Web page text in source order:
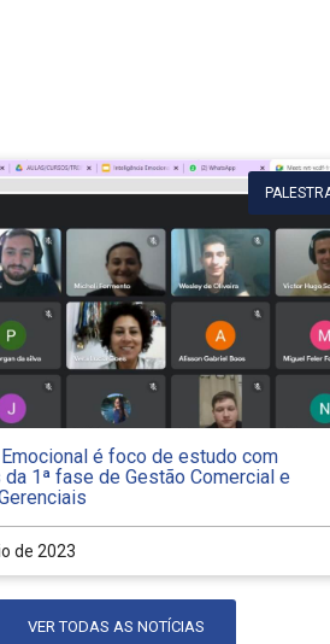
é foco de estudo com
1ª fase de Gestão Comercial e
de 2023
VER TODAS AS NOTÍCIAS